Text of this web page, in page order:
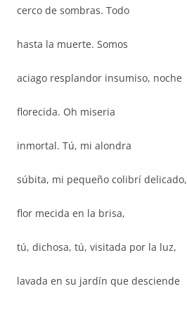
cerco de sombras. Todo
hasta la muerte. Somos
aciago resplandor insumiso, noche
florecida. Oh miseria
inmortal. Tú, mi alondra
súbita, mi pequeño colibrí delicado,
flor mecida en la brisa,
tú, dichosa, tú, visitada por la luz,
lavada en su jardín que desciende